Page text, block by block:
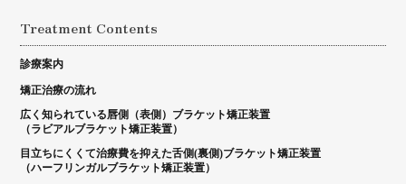
Treatment Contents
診療案内
矯正治療の流れ
広く知られている唇側（表側）ブラケット矯正装置
（ラビアルブラケット矯正装置）
目立ちにくくて治療費を抑えた舌側(裏側)ブラケット矯正装置
（ハーフリンガルブラケット矯正装置）